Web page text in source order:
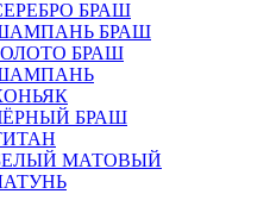
БРАШ
БРАШ
БРАШ
БРАШ
МАТОВЫЙ